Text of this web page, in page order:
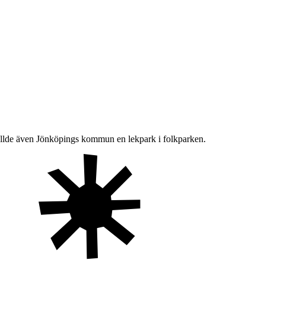
även Jönköpings kommun en lekpark i folkparken.